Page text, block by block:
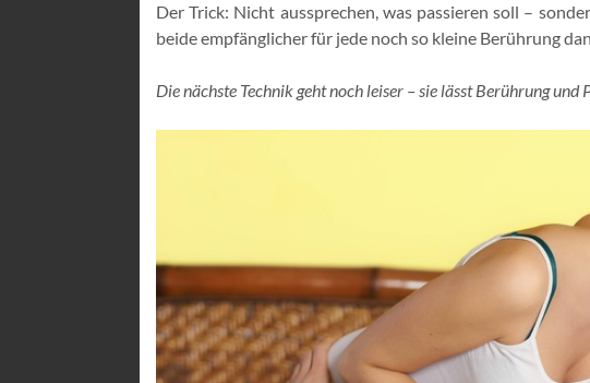
Der Trick: Nicht aussprechen, was passieren soll –
beide empfänglicher für jede noch so kleine Berührung
Die nächste Technik geht noch leiser – sie lässt Berührung und